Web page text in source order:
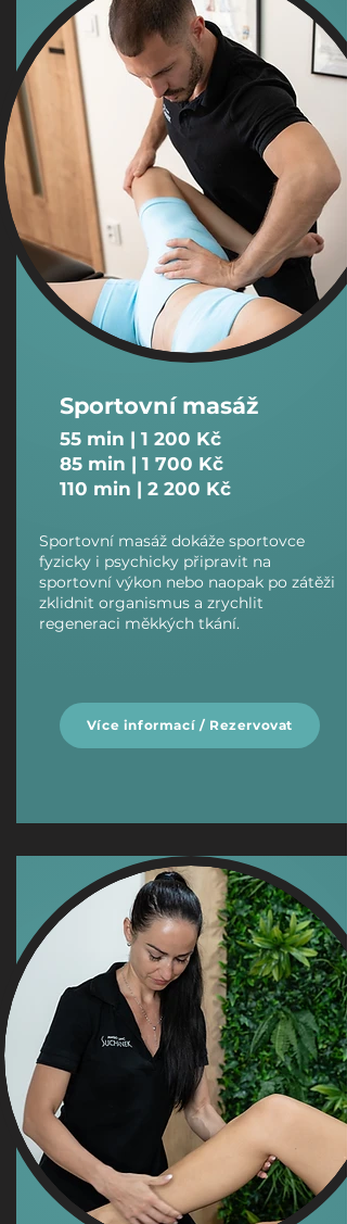
Sportovní masáž
​55 min | 1 200 Kč
85 min | 1 700 Kč
110 min | 2 200 Kč
Sportovní masáž dokáže sportovce
fyzicky i psychicky připravit na
sportovní výkon nebo naopak po zátěži
zklidnit organismus a zrychlit
regeneraci měkkých tkání.
Více informací / Rezervovat